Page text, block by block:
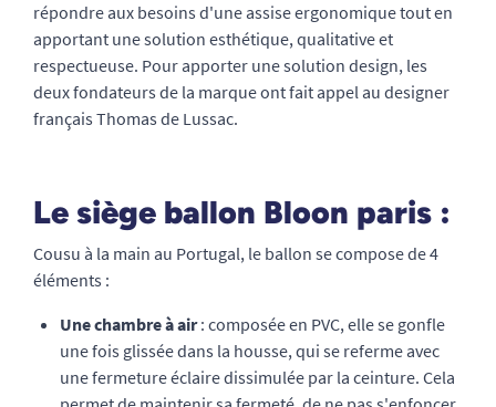
répondre aux besoins d'une assise ergonomique tout en
apportant une solution esthétique, qualitative et
respectueuse. Pour apporter une solution design, les
deux fondateurs de la marque ont fait appel au designer
français Thomas de Lussac.
Le siège ballon Bloon paris :
Cousu à la main au Portugal, le ballon se compose de 4
éléments :
Une chambre à air: composée en PVC, elle se gonfle
une fois glissée dans la housse, qui se referme avec
une fermeture éclaire dissimulée par la ceinture. Cela